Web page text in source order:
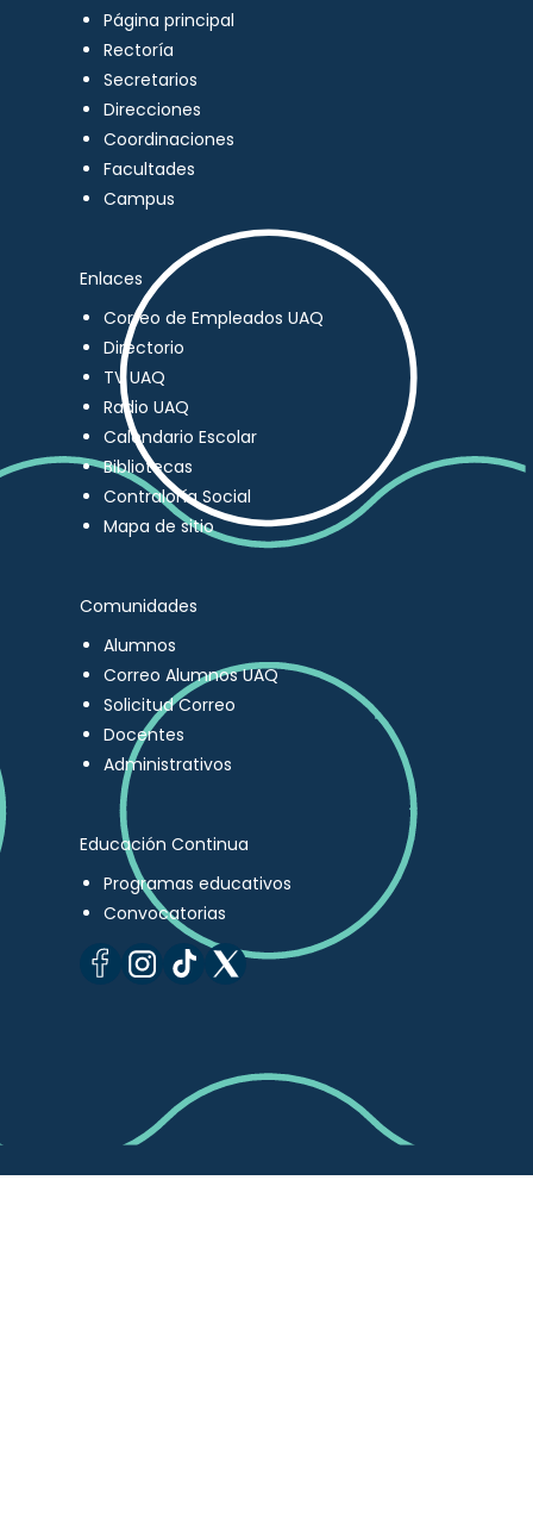
Página principal
Rectoría
Secretarios
Direcciones
Coordinaciones
Facultades
Campus
Enlaces
Correo de Empleados UAQ
Directorio
TV UAQ
Radio UAQ
Calendario Escolar
Bibliotecas
Contraloría Social
Mapa de sitio
Comunidades
Alumnos
Correo Alumnos UAQ
Solicitud Correo
Docentes
Administrativos
Educación Continua
Programas educativos
Convocatorias